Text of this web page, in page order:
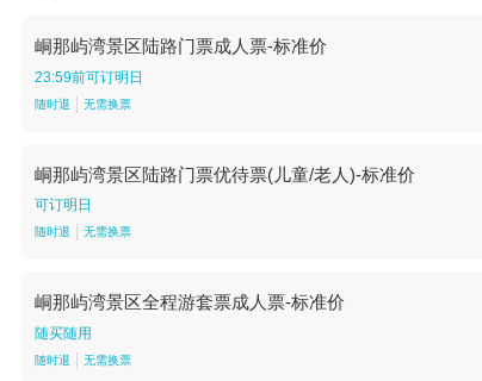
峒那屿湾景区陆路门票成人票-标准价
23:59前可订明日
随时退 无需换票
峒那屿湾景区陆路门票优待票(儿童/老人)-标准价
可订明日
随时退 无需换票
峒那屿湾景区全程游套票成人票-标准价
随买随用
随时退 无需换票